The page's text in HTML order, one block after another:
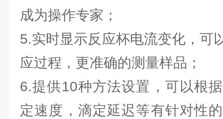
成为操作专家；
5.实时显示反应杯电流变化，可
应过程，更准确的测量样品；
6.提供10种方法设置，可以根
定速度，滴定延迟等有针对性